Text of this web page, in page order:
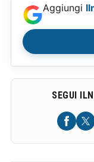
Aggiungi
SEGUI